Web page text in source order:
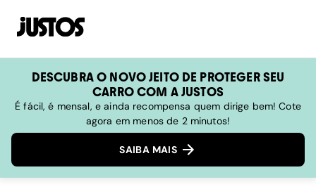
DESCUBRA O NOVO JEITO DE PROTEGER SEU
CARRO COM A JUSTOS
É fácil, é mensal, e ainda recompensa quem dirige bem! Cote
agora em menos de 2 minutos!
SAIBA MAIS